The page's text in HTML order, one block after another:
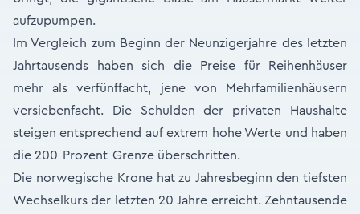
aufzupumpen.
Im Vergleich zum Beginn der Neunzigerjahre des letzten
Jahrtausends haben sich die Preise für Reihenhäuser
mehr als verfünffacht, jene von Mehrfamilienhäusern
versiebenfacht. Die Schulden der privaten Haushalte
steigen entsprechend auf extrem hohe Werte und haben
die 200-Prozent-Grenze überschritten.
Die norwegische Krone hat zu Jahresbeginn den tiefsten
Wechselkurs der letzten 20 Jahre erreicht. Zehntausende